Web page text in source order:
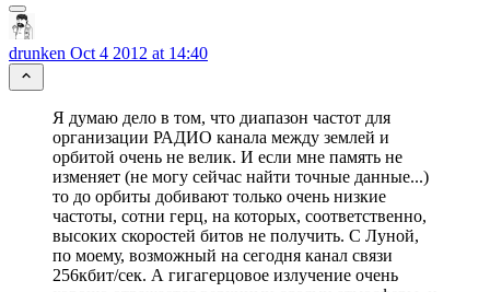
drunken Oct 4 2012 at 14:40
Я думаю дело в том, что диапазон частот для
организации РАДИО канала между землей и
орбитой очень не велик. И если мне память не
изменяет (не могу сейчас найти точные данные...)
то до орбиты добивают только очень низкие
частоты, сотни герц, на которых, соответственно,
высоких скоростей битов не получить. С Луной,
по моему, возможный на сегодня канал связи
256кбит/сек. А гигагерцовое излучение очень